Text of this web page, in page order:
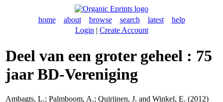
home about browse search latest
help
Login | Create Account
Deel van een groter geheel : 75
jaar BD-Vereniging
Ambagts, L.; Palmboom, A.; Quirijnen, J. and Winkel, E. (2012)